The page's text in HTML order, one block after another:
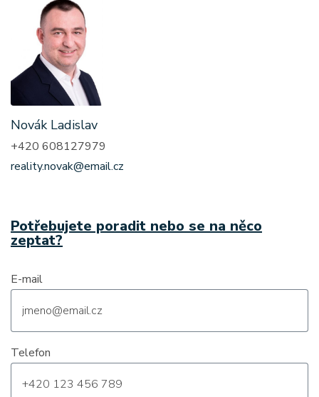
Novák Ladislav
+420 608127979
reality.novak@email.cz
Potřebujete poradit nebo se na něco
zeptat?
E-mail
Telefon